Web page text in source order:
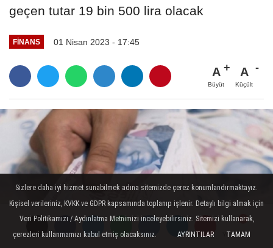
Yorumlar
Yorumlar
geçen tutar 19 bin 500 lira olacak
FINANS 01 Nisan 2023 - 17:45
Yorumlar
A
Büyüt
A
Küçült
Sizlere daha iyi hizmet sunabilmek adına sitemizde çerez konumlandırmaktayız.
Kişisel verileriniz, KVKK ve GDPR kapsamında toplanıp işlenir. Detaylı bilgi almak için
Veri Politikamızı / Aydınlatma Metnimizi inceleyebilirsiniz. Sitemizi kullanarak,
çerezleri kullanmamızı kabul etmiş olacaksınız.
AYRINTILAR TAMAM